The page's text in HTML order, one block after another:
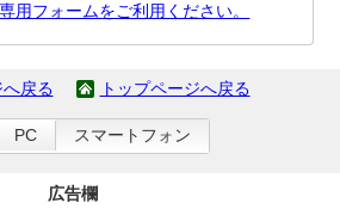
用フォームをご利用ください。
戻る トップページへ戻る
PC スマートフォン
広告欄